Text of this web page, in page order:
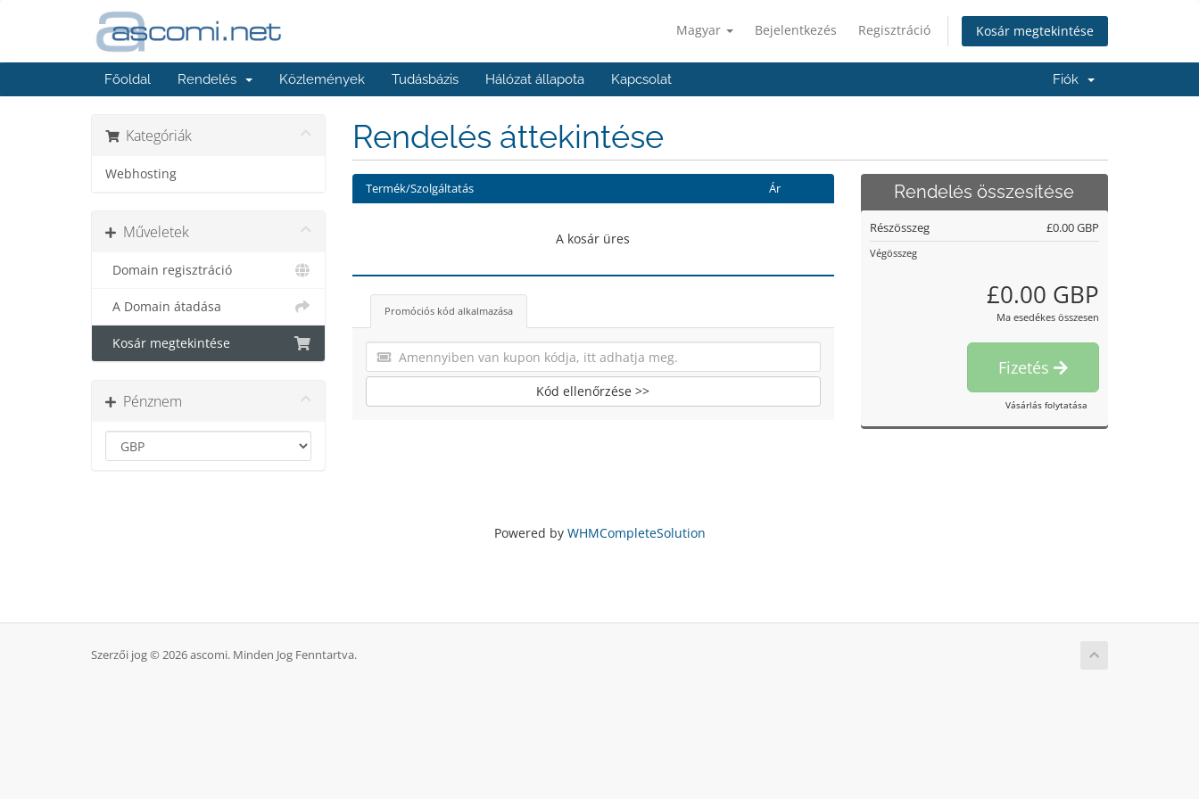
Magyar Bejelentkezés Regisztráció Kosár megtekintése
Főoldal Rendelés Közlemények Tudásbázis Hálózat állapota Kapcsolat Fiók
Kategóriák
Webhosting
Műveletek
Domain regisztráció
A Domain átadása
Kosár megtekintése
Pénznem
Rendelés áttekintése
Termék/Szolgáltatás Ár
A kosár üres
Promóciós kód alkalmazása
Kód ellenőrzése >>
Rendelés összesítése
Részösszeg £0.00 GBP
Végösszeg
£0.00 GBP
Ma esedékes összesen
Fizetés
Vásárlás folytatása
Powered by WHMCompleteSolution
Szerzői jog © 2026 ascomi. Minden Jog Fenntartva.